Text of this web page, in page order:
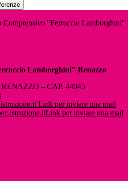
Comprensivo "Ferruccio Lamborghini"
Lamborghini" Renazzo
RENAZZO – CAP. 44045
Link per inviare una mail
Link per inviare una mail